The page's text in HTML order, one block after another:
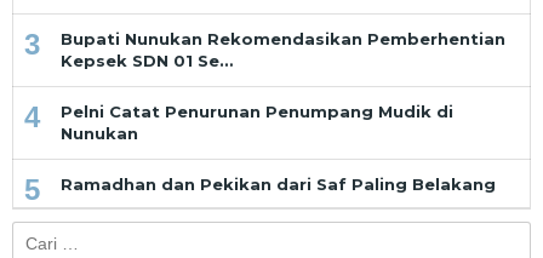
3
Bupati Nunukan Rekomendasikan Pemberhentian
Kepsek SDN 01 Se…
4
Pelni Catat Penurunan Penumpang Mudik di
Nunukan
5 Ramadhan dan Pekikan dari Saf Paling Belakang
untuk: